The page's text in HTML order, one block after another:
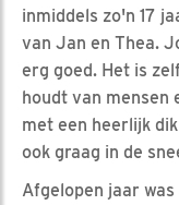
inmiddels zo'n 17
van Jan en Thea.
erg goed. Het is
houdt van mensen
met een heerlijk
ook graag in de
Afgelopen jaar